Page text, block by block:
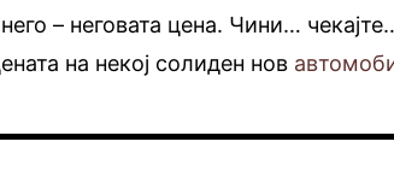
– неговата цена. Чини…
на некој солиден нов